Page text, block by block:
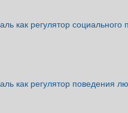
как регулятор социального
как регулятор поведения